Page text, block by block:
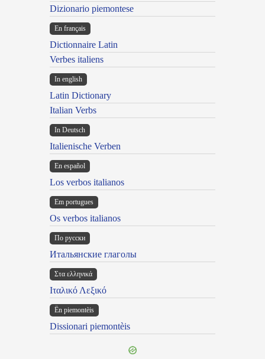
Dizionario piemontese
En français
Dictionnaire Latin
Verbes italiens
In english
Latin Dictionary
Italian Verbs
In Deutsch
Italienische Verben
En español
Los verbos italianos
Em portugues
Os verbos italianos
По русски
Итальянские глаголы
Στα ελληνικά
Ιταλικό Λεξικό
Ën piemontèis
Dissionari piemontèis